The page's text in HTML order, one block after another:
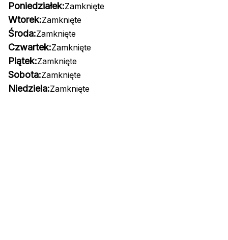
Poniedziałek:Zamknięte
Wtorek:Zamknięte
Środa:Zamknięte
Czwartek:Zamknięte
Piątek:Zamknięte
Sobota:Zamknięte
Niedziela:Zamknięte